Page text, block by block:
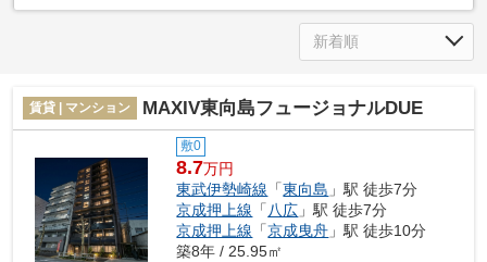
賃貸 | マンション MAXIV東向島フュージョナルDUE
敷0
8.7万円
東武伊勢崎線 「東向島 」駅 徒歩7分
京成押上線 「八広 」駅 徒歩7分
京成押上線 「京成曳舟 」駅 徒歩10分
築8年 / 25.95㎡